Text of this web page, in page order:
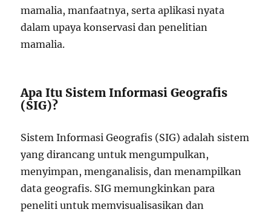
mamalia, manfaatnya, serta aplikasi nyata
dalam upaya konservasi dan penelitian
mamalia.
Apa Itu Sistem Informasi Geografis
(SIG)?
Sistem Informasi Geografis (SIG) adalah sistem
yang dirancang untuk mengumpulkan,
menyimpan, menganalisis, dan menampilkan
data geografis. SIG memungkinkan para
peneliti untuk memvisualisasikan dan